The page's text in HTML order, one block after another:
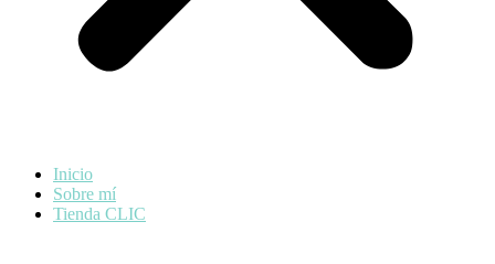
Inicio
Sobre mí
Tienda CLIC